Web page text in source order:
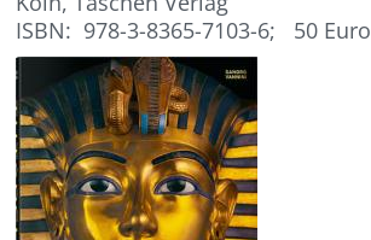
ISBN: 978-3-8365-7103-6; 50 Euro